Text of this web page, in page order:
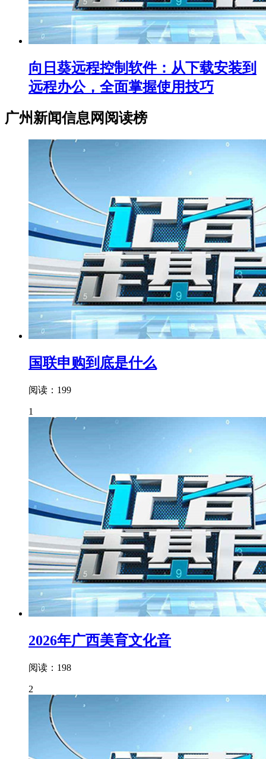
向日葵远程控制软件：从下载安装到
远程办公，全面掌握使用技巧
广州新闻信息网阅读榜
国联申购到底是什么
阅读：199
1
2026年广西美育文化音
阅读：198
2